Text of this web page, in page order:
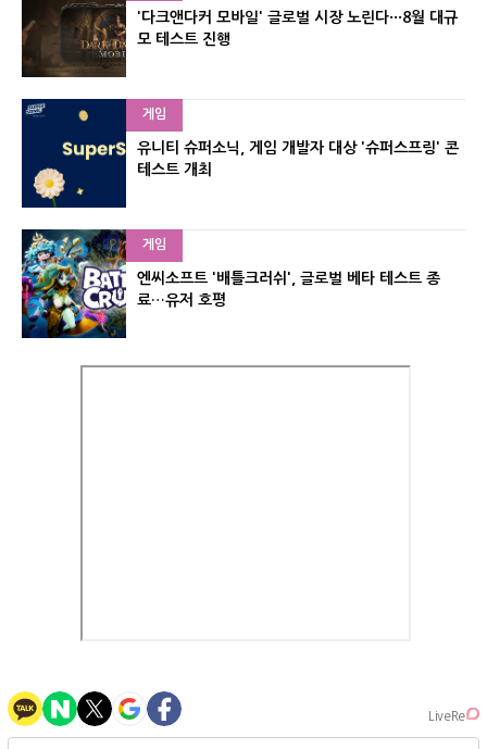
'다크앤다커 모바일' 글로벌 시장 노린다···8월 대규
모 테스트 진행
게임
유니티 슈퍼소닉, 게임 개발자 대상 '슈퍼스프링' 콘
테스트 개최
게임
엔씨소프트 '배틀크러쉬', 글로벌 베타 테스트 종
료…유저 호평